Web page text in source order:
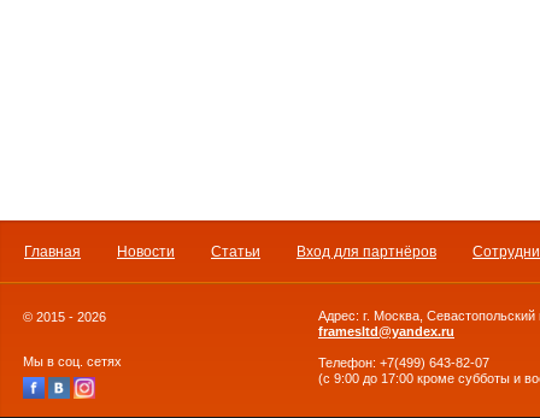
Главная Новости Статьи Вход для партнёров
© 2015 - 2026
Мы в соц. сетях
Адрес: г. Москва,
framesltd@yandex.ru
Телефон: +7(499) 643-82-07
(с 9:00 до 17:00 кроме субботы и